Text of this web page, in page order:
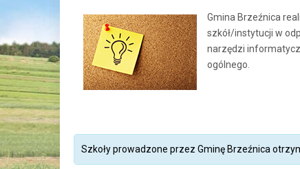
Gmina Brzeźnica
szkół/instytucji w
narzędzi
ogólnego.
Szkoły prowadzone przez Gminę Brzeźnica